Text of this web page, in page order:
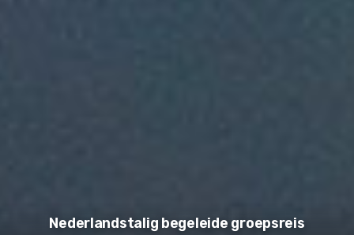
Nederlandstalig begeleide groepsreis